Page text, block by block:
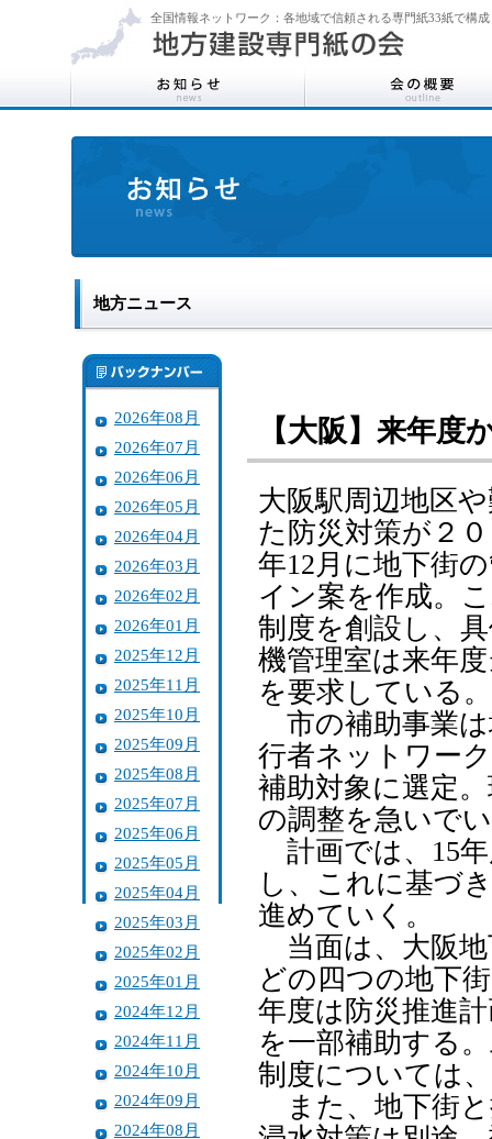
全国情報ネットワーク：各地域で信頼される専門紙33紙で構成
地方ニュース
2026年08月
2026年07月
2026年06月
2026年05月
2026年04月
2026年03月
2026年02月
2026年01月
2025年12月
2025年11月
2025年10月
2025年09月
2025年08月
2025年07月
2025年06月
2025年05月
2025年04月
2025年03月
2025年02月
2025年01月
2024年12月
2024年11月
2024年10月
2024年09月
2024年08月
【大阪】来年
大阪駅周辺地区
た防災対策が２
年12月に地下街
イン案を作成。
制度を創設し、
機管理室は来年
を要求している。
市の補助事業は
行者ネットワー
補助対象に選定
の調整を急いで
計画では、15
し、これに基づ
進めていく。
当面は、大阪
どの四つの地下
年度は防災推進
を一部補助する
制度については
また、地下街